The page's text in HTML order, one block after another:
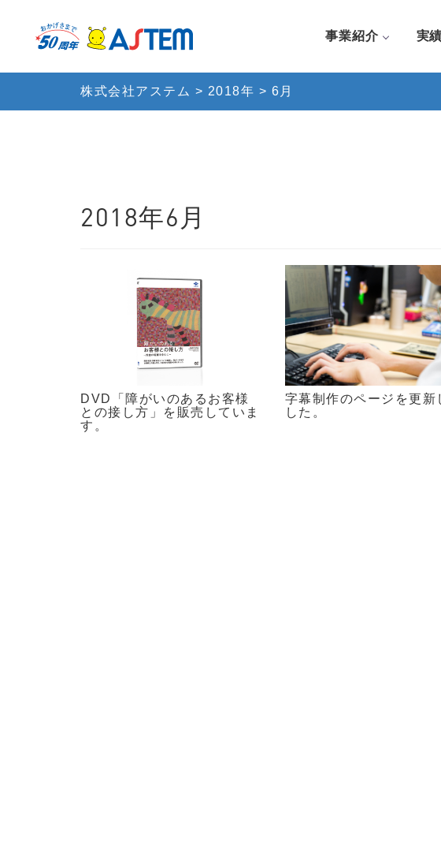
事業紹介 実績
株式会社アステム > 2018年 > 6月
2018年6月
DVD「障がいのあるお客様
との接し方」を販売していま
す。
字幕制作のページを更新
した。